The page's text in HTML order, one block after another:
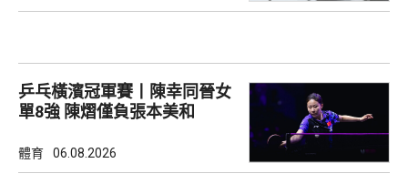
乒乓橫濱冠軍賽丨陳幸同晉女
單8強 陳熠僅負張本美和
體育 06.08.2026